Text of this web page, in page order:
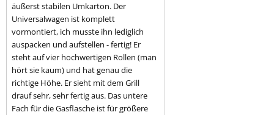
äußerst stabilen Umkarton. Der
Universalwagen ist komplett
vormontiert, ich musste ihn lediglich
auspacken und aufstellen - fertig! Er
steht auf vier hochwertigen Rollen (man
hört sie kaum) und hat genau die
richtige Höhe. Er sieht mit dem Grill
drauf sehr, sehr fertig aus. Das untere
Fach für die Gasflasche ist für größere